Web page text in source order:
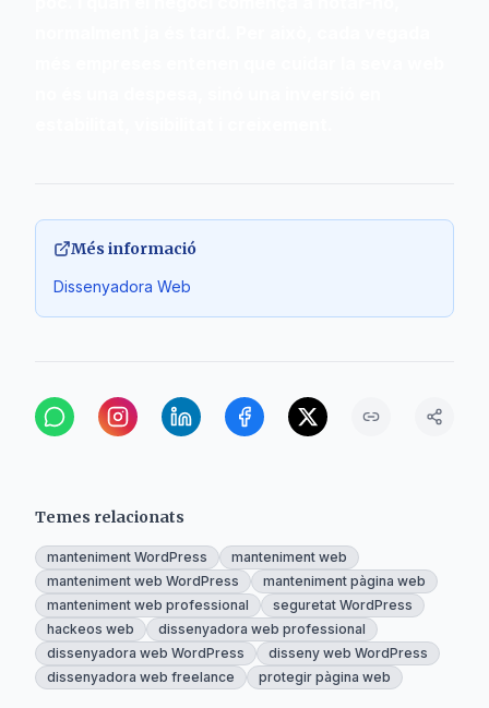
Més informació
Dissenyadora Web
Temes relacionats
manteniment WordPress
manteniment web
manteniment web WordPress
manteniment pàgina web
manteniment web professional
seguretat WordPress
hackeos web
dissenyadora web professional
dissenyadora web WordPress
disseny web WordPress
dissenyadora web freelance
protegir pàgina web